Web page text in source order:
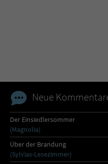
Neue
Der Einsiedlersommer
(Magnolia)
Über der Brandung
(Sylvias-Lesezimmer)